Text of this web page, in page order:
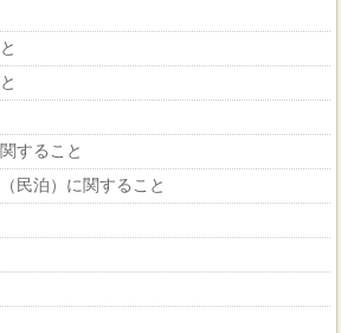
すること
民泊）に関すること